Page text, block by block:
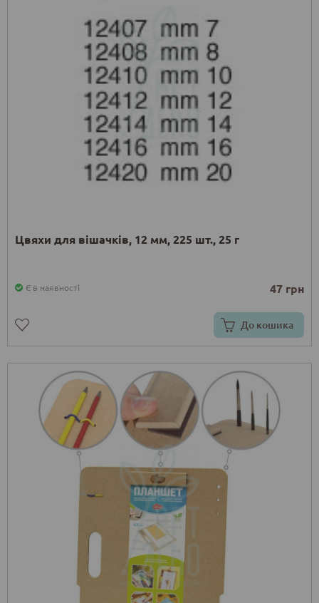
Цвяхи для вішачків, 12 мм, 225 шт., 25 г
Є в наявності 47 грн
До кошика